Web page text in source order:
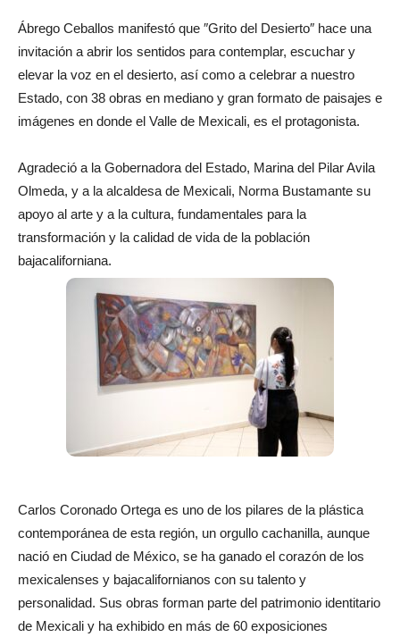
Ábrego Ceballos manifestó que ″Grito del Desierto″ hace una
invitación a abrir los sentidos para contemplar, escuchar y
elevar la voz en el desierto, así como a celebrar a nuestro
Estado, con 38 obras en mediano y gran formato de paisajes e
imágenes en donde el Valle de Mexicali, es el protagonista.
Agradeció a la Gobernadora del Estado, Marina del Pilar Avila
Olmeda, y a la alcaldesa de Mexicali, Norma Bustamante su
apoyo al arte y a la cultura, fundamentales para la
transformación y la calidad de vida de la población
bajacaliforniana.
Carlos Coronado Ortega es uno de los pilares de la plástica
contemporánea de esta región, un orgullo cachanilla, aunque
nació en Ciudad de México, se ha ganado el corazón de los
mexicalenses y bajacalifornianos con su talento y
personalidad. Sus obras forman parte del patrimonio identitario
de Mexicali y ha exhibido en más de 60 exposiciones